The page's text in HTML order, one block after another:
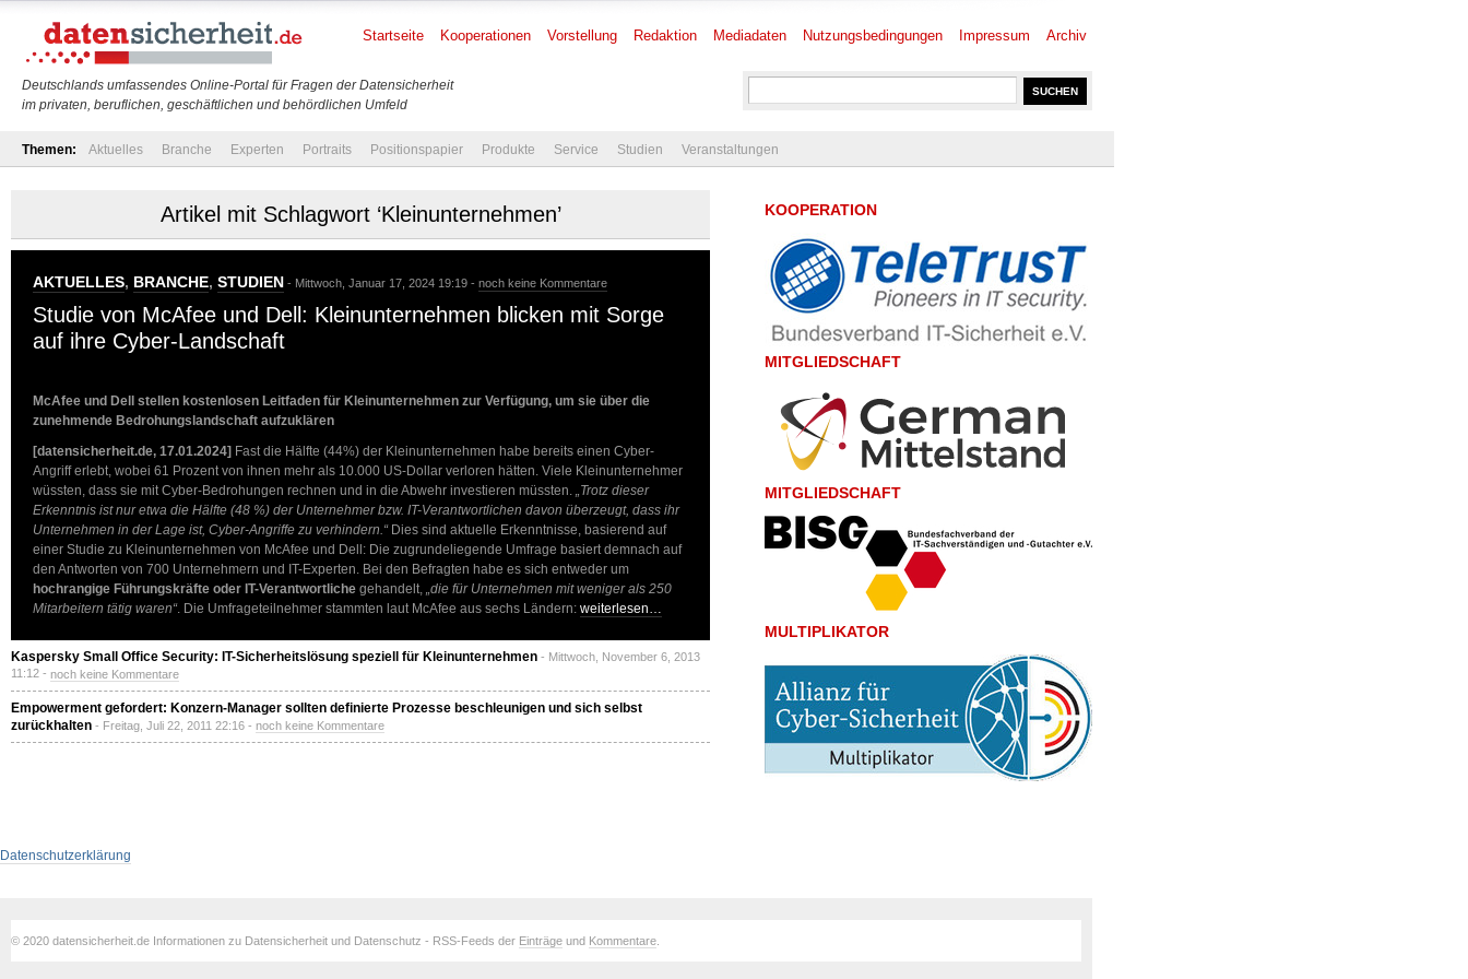
Deutschlands umfassendes Online-Portal für Fragen der Datensicherheit
im privaten, beruflichen, geschäftlichen und behördlichen Umfeld
Startseite Kooperationen Vorstellung Redaktion Mediadaten Nutzungsbedingungen Impressum Archiv
Themen: Aktuelles Branche Experten Portraits Positionspapier Produkte Service Studien Veranstaltungen
Artikel mit Schlagwort ‘Kleinunternehmen’
AKTUELLES, BRANCHE, STUDIEN - Mittwoch, Januar 17, 2024 19:19 - noch keine Kommentare
Studie von McAfee und Dell: Kleinunternehmen blicken mit Sorge
auf ihre Cyber-Landschaft
McAfee und Dell stellen kostenlosen Leitfaden für Kleinunternehmen zur Verfügung, um sie über die
zunehmende Bedrohungslandschaft aufzuklären
[datensicherheit.de, 17.01.2024] Fast die Hälfte (44%) der Kleinunternehmen habe bereits einen Cyber-
Angriff erlebt, wobei 61 Prozent von ihnen mehr als 10.000 US-Dollar verloren hätten. Viele Kleinunternehmer
wüssten, dass sie mit Cyber-Bedrohungen rechnen und in die Abwehr investieren müssten. „Trotz dieser
Erkenntnis ist nur etwa die Hälfte (48 %) der Unternehmer bzw. IT-Verantwortlichen davon überzeugt, dass ihr
Unternehmen in der Lage ist, Cyber-Angriffe zu verhindern.“Dies sind aktuelle Erkenntnisse, basierend auf
einer Studie zu Kleinunternehmen von McAfee und Dell: Die zugrundeliegende Umfrage basiert demnach auf
den Antworten von 700 Unternehmern und IT-Experten. Bei den Befragten habe es sich entweder um
hochrangige Führungskräfte oder IT-Verantwortliche gehandelt, „die für Unternehmen mit weniger als 250
Mitarbeitern tätig waren“. Die Umfrageteilnehmer stammten laut McAfee aus sechs Ländern: weiterlesen…
Kaspersky Small Office Security: IT-Sicherheitslösung speziell für Kleinunternehmen - Mittwoch, November 6, 2013
11:12 - noch keine Kommentare
Empowerment gefordert: Konzern-Manager sollten definierte Prozesse beschleunigen und sich selbst
zurückhalten - Freitag, Juli 22, 2011 22:16 - noch keine Kommentare
KOOPERATION
MITGLIEDSCHAFT
MITGLIEDSCHAFT
MULTIPLIKATOR
Datenschutzerklärung
© 2020 datensicherheit.de Informationen zu Datensicherheit und Datenschutz - RSS-Feeds der Einträge und Kommentare